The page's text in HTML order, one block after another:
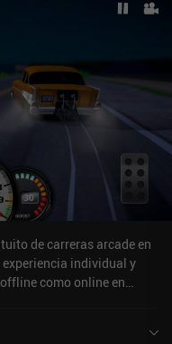
de carreras arcade en
experiencia individual y
como online en